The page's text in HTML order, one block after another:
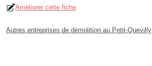
Améliorer cette fiche
Autres entreprises de démolition au Petit-Quevilly